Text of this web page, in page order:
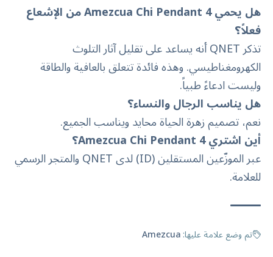
هل يحميAmezcua Chi Pendant 4من الإشعاع
فعلاً؟
تذكر QNET أنه يساعد على تقليل آثار التلوث
الكهرومغناطيسي. وهذه فائدة تتعلق بالعافية والطاقة
وليست ادعاءً طبياً.
هل يناسب الرجال والنساء؟
نعم، تصميم زهرة الحياة محايد ويناسب الجميع.
أين اشتري Amezcua Chi Pendant4؟
عبر الموزّعين المستقلين (ID) لدى QNET والمتجر الرسمي
للعلامة.
تم وضع علامة عليها:Amezcua